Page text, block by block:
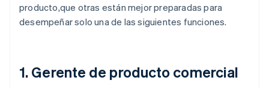
producto,que otras están mejor preparadas para
desempeñar solo una de las siguientes funciones.
1. Gerente de producto comercial